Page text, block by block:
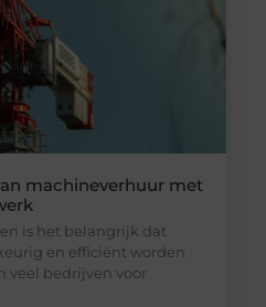
machineverhuur met
is het belangrijk dat
en efficiënt worden
veel bedrijven voor